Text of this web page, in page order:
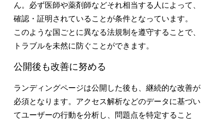
ん。必ず医師や薬剤師などそれ相当する人によって、
確認・証明されていることが条件となっています。
このような国ごとに異なる法規制を遵守することで、
トラブルを未然に防ぐことができます。
公開後も改善に努める
ランディングページは公開した後も、継続的な改善が
必須となります。アクセス解析などのデータに基づい
てユーザーの行動を分析し、問題点を特定すること